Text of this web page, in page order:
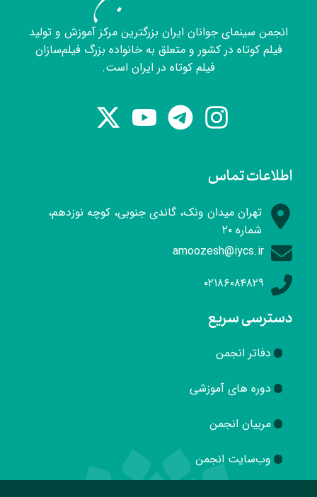
اطلاعات تماس
تهران میدان ونک، گاندی جنوبی، کوچه نوزدهم،
شماره ۲۰
amoozesh@iycs.ir
۰۲۱۸۶۰۸۴۸۲۹
انجمن سینمای جوانان ایران بزرگترین مرکز آموزش و تولید
فیلم کوتاه در کشور و متعلق به خانواده بزرگ فیلم‌سازان
فیلم کوتاه در ایران است.
دسترسی سریع
دفاتر انجمن
دوره های آموزشی
مربیان انجمن
وب‌سایت انجمن